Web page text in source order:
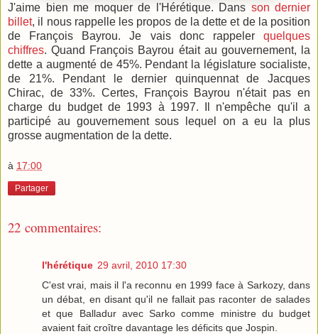
J'aime bien me moquer de l'Hérétique. Dans son dernier
billet, il nous rappelle les propos de la dette et de la position
de François Bayrou. Je vais donc rappeler quelques
chiffres. Quand François Bayrou était au gouvernement, la
dette a augmenté de 45%. Pendant la législature socialiste,
de 21%. Pendant le dernier quinquennat de Jacques
Chirac, de 33%. Certes, François Bayrou n'était pas en
charge du budget de 1993 à 1997. Il n'empêche qu'il a
participé au gouvernement sous lequel on a eu la plus
grosse augmentation de la dette.
à 17:00
Partager
22 commentaires:
l'hérétique 29 avril, 2010 17:30
C'est vrai, mais il l'a reconnu en 1999 face à Sarkozy, dans
un débat, en disant qu'il ne fallait pas raconter de salades
et que Balladur avec Sarko comme ministre du budget
avaient fait croître davantage les déficits que Jospin.